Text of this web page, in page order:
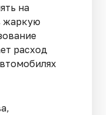
на
жаркую
расход